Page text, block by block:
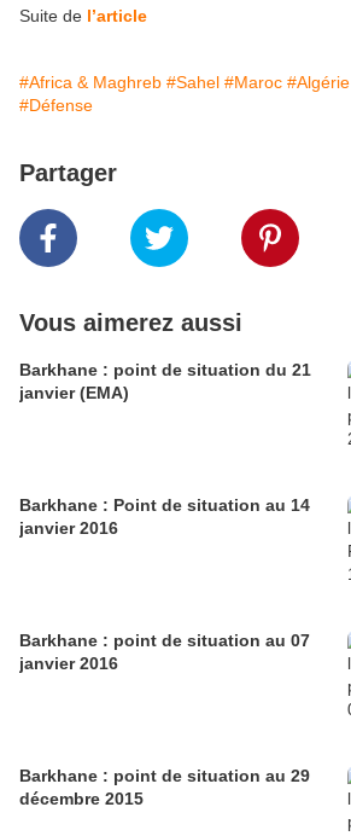
Suite de l’article
#Africa & Maghreb #Sahel #Maroc #Algérie
#Défense
Partager
Vous aimerez aussi
Barkhane : point de situation du 21
janvier (EMA)
Barkhane : Point de situation au 14
janvier 2016
Barkhane : point de situation au 07
janvier 2016
Barkhane : point de situation au 29
décembre 2015